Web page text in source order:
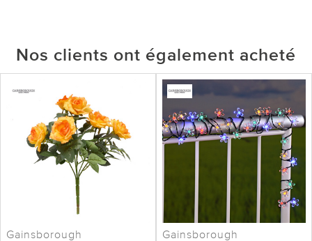
Nos clients ont également acheté
Gainsborough Gainsborough